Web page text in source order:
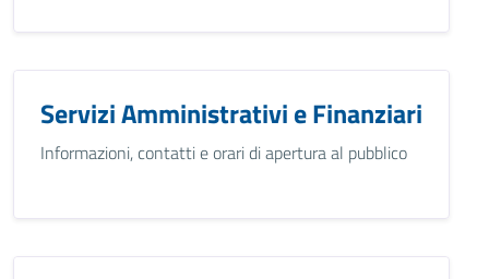
Servizi Amministrativi e Finanziari
Informazioni, contatti e orari di apertura al pubblico